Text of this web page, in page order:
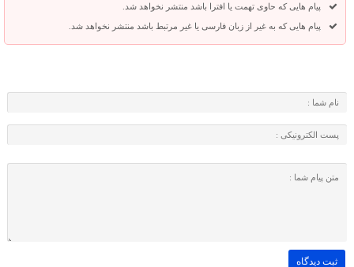
پیام هایی که حاوی تهمت یا افترا باشد منتشر نخواهد شد.
پیام هایی که به غیر از زبان فارسی یا غیر مرتبط باشد منتشر نخواهد شد.